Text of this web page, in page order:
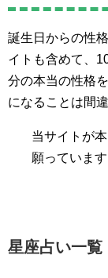
誕生日からの性
イトも含めて、
分の本当の性格
になることは間
当サイトが
願っています
星座占い一覧